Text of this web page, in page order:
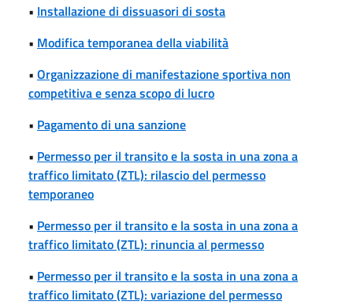
• Installazione di dissuasori di sosta
• Modifica temporanea della viabilità
• Organizzazione di manifestazione sportiva non
competitiva e senza scopo di lucro
• Pagamento di una sanzione
• Permesso per il transito e la sosta in una zona a
traffico limitato (ZTL): rilascio del permesso
temporaneo
• Permesso per il transito e la sosta in una zona a
traffico limitato (ZTL): rinuncia al permesso
• Permesso per il transito e la sosta in una zona a
traffico limitato (ZTL): variazione del permesso